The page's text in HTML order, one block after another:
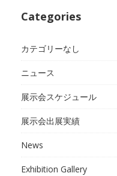
Categories
カテゴリーなし
ニュース
展示会スケジュール
展示会出展実績
News
Exhibition Gallery